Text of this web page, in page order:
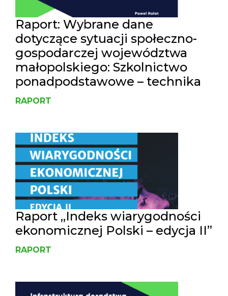
Raport: Wybrane dane
dotyczące sytuacji społeczno-
gospodarczej województwa
małopolskiego: Szkolnictwo
ponadpodstawowe – technika
RAPORT
Raport „Indeks wiarygodności
ekonomicznej Polski – edycja II”
RAPORT